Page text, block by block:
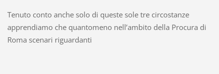
Tenuto conto anche solo di queste sole tre circostanze
apprendiamo che quantomeno nell’ambito della Procura di
Roma scenari riguardanti